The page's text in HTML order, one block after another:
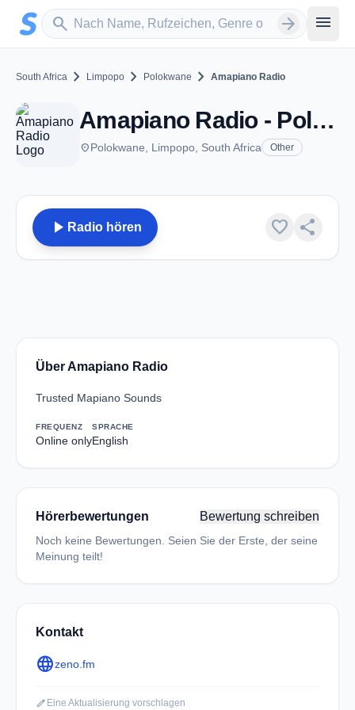
Zum Hauptinhalt springen
search
Sender suchen arrow_forward menu
South Africa chevron_right Limpopo chevron_right Polokwane chevron_right Amapiano Radio
Amapiano Radio - Polokwane
placePolokwane, Limpopo, South Africa Other
play_arrow Radio hören favorite share
Über Amapiano Radio
Trusted Mapiano Sounds
FREQUENZ
Online only
SPRACHE
English
Hörerbewertungen Bewertung schreiben
Noch keine Bewertungen. Seien Sie der Erste, der seine
Meinung teilt!
Kontakt
languagezeno.fm
edit Eine Aktualisierung vorschlagen